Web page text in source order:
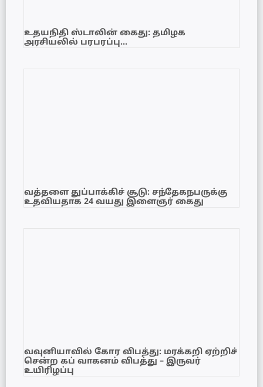
உதயநிதி ஸ்டாலின் கைது: தமிழக
அரசியலில் பரபரப்பு…
வத்தளை துப்பாக்கிச் சூடு: சந்தேகநபருக்கு
உதவியதாக 24 வயது இளைஞர் கைது
வவுனியாவில் கோர விபத்து: மரக்கறி ஏற்றிச்
சென்ற கப் வாகனம் விபத்து – இருவர்
உயிரிழப்பு